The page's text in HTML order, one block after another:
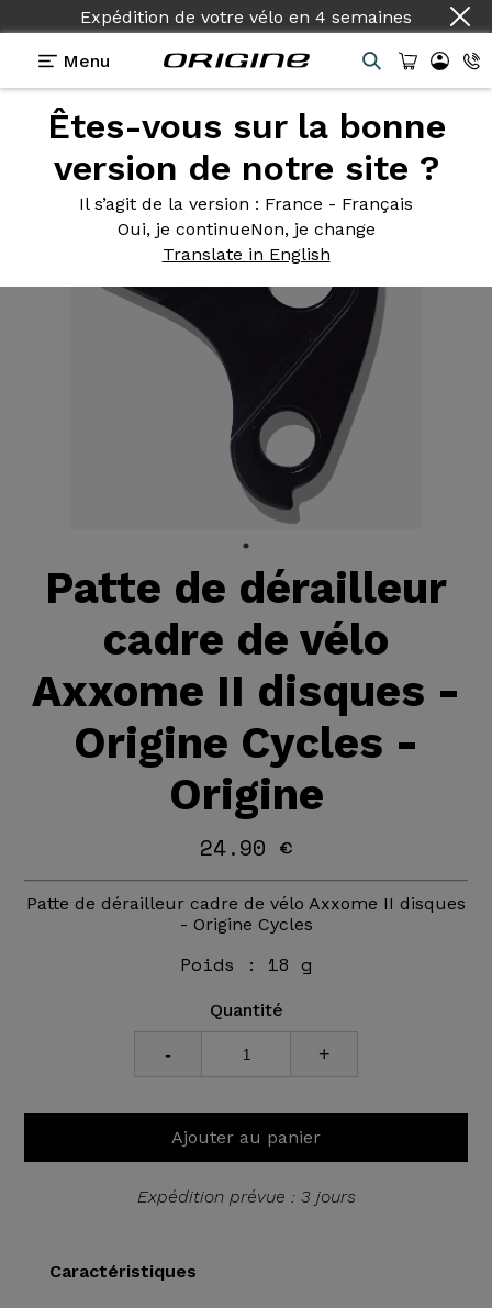
Expédition de votre vélo en 4 semaines
Menu
Êtes-vous sur la bonne
version de notre site ?
Il s’agit de la version : France - Français
Oui, je continueNon, je change
Translate in English
Equipements>Patte de dérailleur>
Pour cadre
Patte de dérailleur
cadre de vélo
Axxome II disques -
Origine Cycles -
Origine
24.90 €
Patte de dérailleur cadre de vélo Axxome II disques
- Origine Cycles
Poids : 18 g
Quantité
- +
Ajouter au panier
Expédition prévue : 3 jours
Caractéristiques